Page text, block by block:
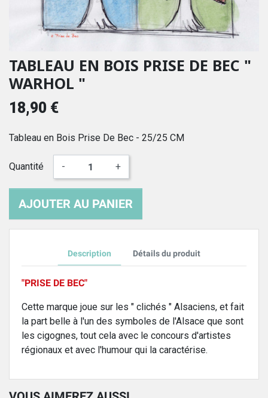
TABLEAU EN BOIS PRISE DE BEC "
WARHOL "
18,90 €
Tableau en Bois Prise De Bec - 25/25 CM
Quantité - +
AJOUTER AU PANIER
Description Détails du produit
"PRISE DE BEC"
Cette marque joue sur les " clichés " Alsaciens, et fait
la part belle à l'un des symboles de l'Alsace que sont
les cigognes, tout cela avec le concours d'artistes
régionaux et avec l'humour qui la caractérise.